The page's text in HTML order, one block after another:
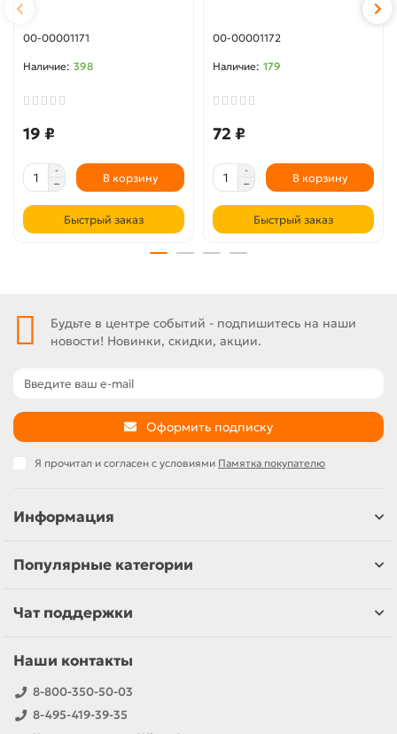
00-00001171
398
19 ₽
В корзину
Быстрый заказ
00-00001172
179
72 ₽
В корзину
Быстрый заказ
Будьте в центре событий - подпишитесь на наши
новости! Новинки, скидки, акции.
Оформить подписку
Я прочитал и согласен с условиями Памятка покупателю
Информация
Популярные категории
Чат поддержки
Наши контакты
8-800-350-50-03
8-495-419-39-35